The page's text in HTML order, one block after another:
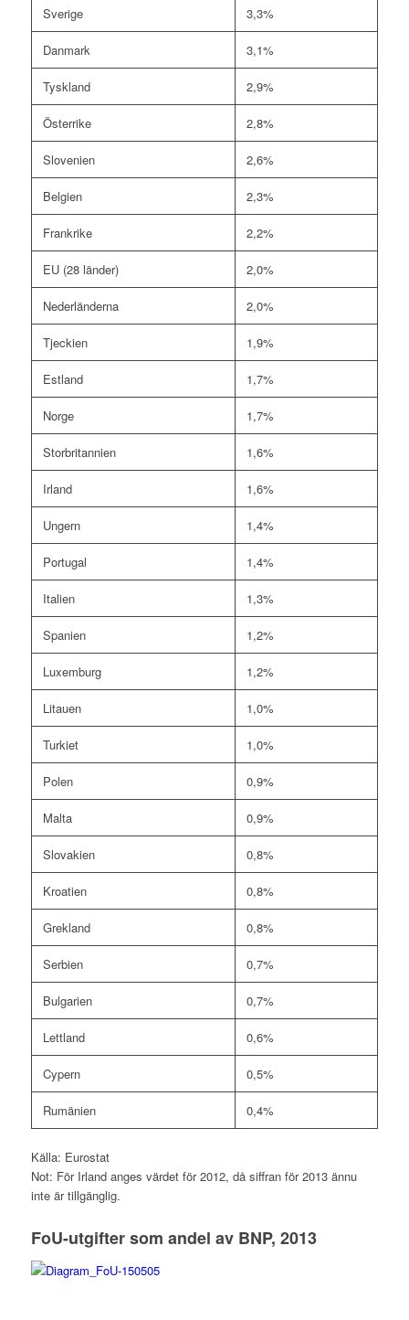
Sverige 3,3%
Danmark 3,1%
Tyskland 2,9%
Österrike 2,8%
Slovenien 2,6%
Belgien 2,3%
Frankrike 2,2%
EU (28 länder) 2,0%
Nederländerna 2,0%
Tjeckien 1,9%
Estland 1,7%
Norge 1,7%
Storbritannien 1,6%
Irland 1,6%
Ungern 1,4%
Portugal 1,4%
Italien 1,3%
Spanien 1,2%
Luxemburg 1,2%
Litauen 1,0%
Turkiet 1,0%
Polen 0,9%
Malta 0,9%
Slovakien 0,8%
Kroatien 0,8%
Grekland 0,8%
Serbien 0,7%
Bulgarien 0,7%
Lettland 0,6%
Cypern 0,5%
Rumänien 0,4%
Källa: Eurostat
Not: För Irland anges värdet för 2012, då siffran för 2013 ännu
inte är tillgänglig.
FoU-utgifter som andel av BNP, 2013